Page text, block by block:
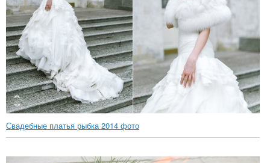
Свадебные платья рыбка 2014 фото